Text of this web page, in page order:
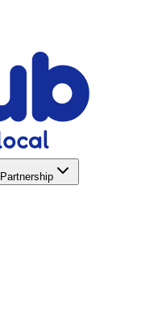
Partnership